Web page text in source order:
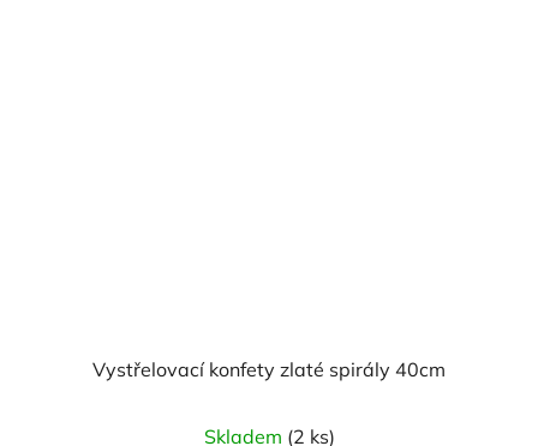
Vystřelovací konfety zlaté spirály 40cm
Skladem (2 ks)